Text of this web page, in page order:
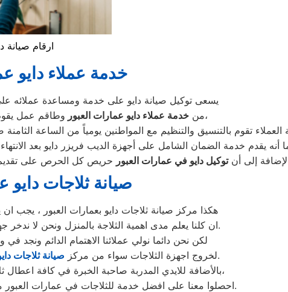
ارقام صيانة
خدمة عملاء دايو
يسعى توكيل صيانة دايو على خدمة ومساعدة عملائه
منخدمة عملاء دايو عمارات العبور
وطاقم عمل يقوم على تلبية احتياجات الزبائن داخل الفروع،
تقوم بالتنسيق والتنظيم مع المواطنين يومياً من الساعة
إلى أنتوكيل دايو في عمارات العبور
صيانة ثلاجات دايو
هكذا مركز صيانة ثلاجات دايو بعمارات العبور ، يجب
ان كلنا يعلم مدى اهمية الثلاجة بالمنزل ونحن لا ندخر جهدا كي نلبي جميع طلبات الصيانه لثلاجات دايو.
لكن نحن دائما نولي عملائنا الاهتمام الدائم ونجد
لخروج اجهزة الثلاجات سواء من مركز صيانة ثلاجات
المعتمد بعمارات العبور او من منزل العميل.
بالأضافة للايدي المدربة صاحبة الخبرة في كافة اعطال ثلاجات دايو بجميع موديلاتها القديم منها والحديث،
احصلوا معنا على افضل خدمة للثلاجات في عمارات العبور من خلال رقم مركز صيانة دايو في عمارات العبور.